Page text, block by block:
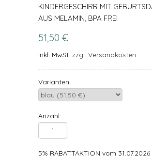
KINDERGESCHIRR MIT
AUS MELAMIN, BPA FREI
51,50 €
inkl. MwSt. zzgl. Versandkosten
Varianten
Anzahl:
5% RABATTAKTION vom